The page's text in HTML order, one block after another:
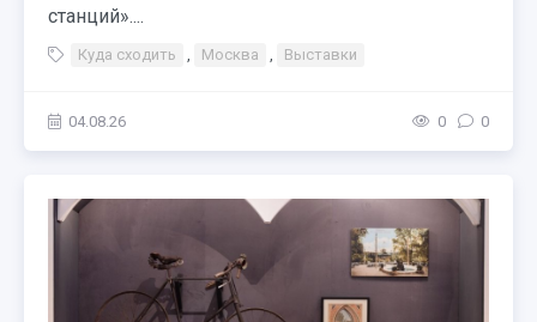
станций»....
Куда сходить , Москва , Выставки
04.08.26 0 0